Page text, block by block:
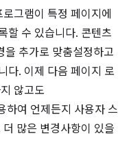
그램이 특정 페이지에
할 수 있습니다. 콘텐츠
을 추가로 맞춤설정하고
다. 이제 다음 페이지 로
않고도
하여 언제든지 사용자 스
많은 변경사항이 있을